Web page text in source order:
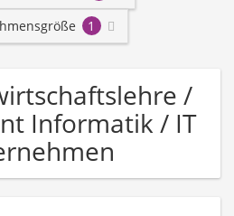
1
/
Informatik / IT